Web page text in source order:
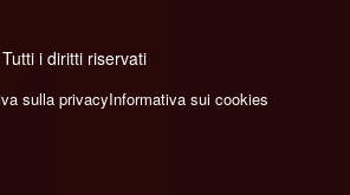
i diritti riservati
sulla privacyInformativa sui cookies